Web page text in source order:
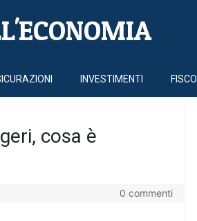
INVESTIMENTI FISCO
cosa è
0 commenti